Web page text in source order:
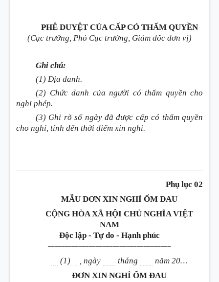
PHÊ DUYỆT CỦA CẤP CÓ THẨM QUYỀN
(Cục trưởng, Phó Cục trưởng, Giám đốc đơn vị)
Ghi chú:
(1) Địa danh.
(2) Chức danh của người có thẩm quyền cho
nghỉ phép.
(3) Ghi rõ số ngày đã được cấp có thẩm quyền
cho nghỉ, tính đến thời điểm xin nghỉ.
Phụ lục 02
MẪU ĐƠN XIN NGHỈ ỐM ĐAU
CỘNG HÒA XÃ HỘI CHỦ NGHĨA VIỆT
NAM
Độc lập - Tự do - Hạnh phúc
(1) , ngày tháng
năm 20…
ĐƠN XIN NGHỈ ỐM ĐAU